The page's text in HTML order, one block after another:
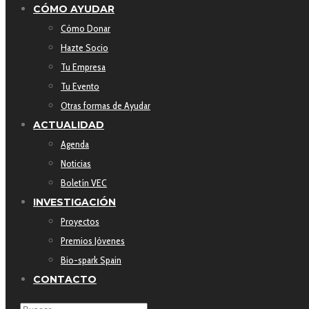
CÓMO AYUDAR
Cómo Donar
Hazte Socio
Tu Empresa
Tu Evento
Otras formas de Ayudar
ACTUALIDAD
Agenda
Noticias
Boletín VEC
INVESTIGACIÓN
Proyectos
Premios Jóvenes
Bio-spark Spain
CONTACTO